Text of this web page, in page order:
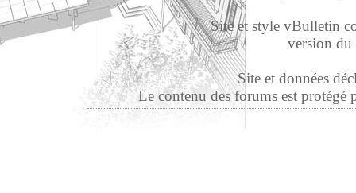
Site et style vBulletin
version
Site et données
Le contenu des forums est protégé